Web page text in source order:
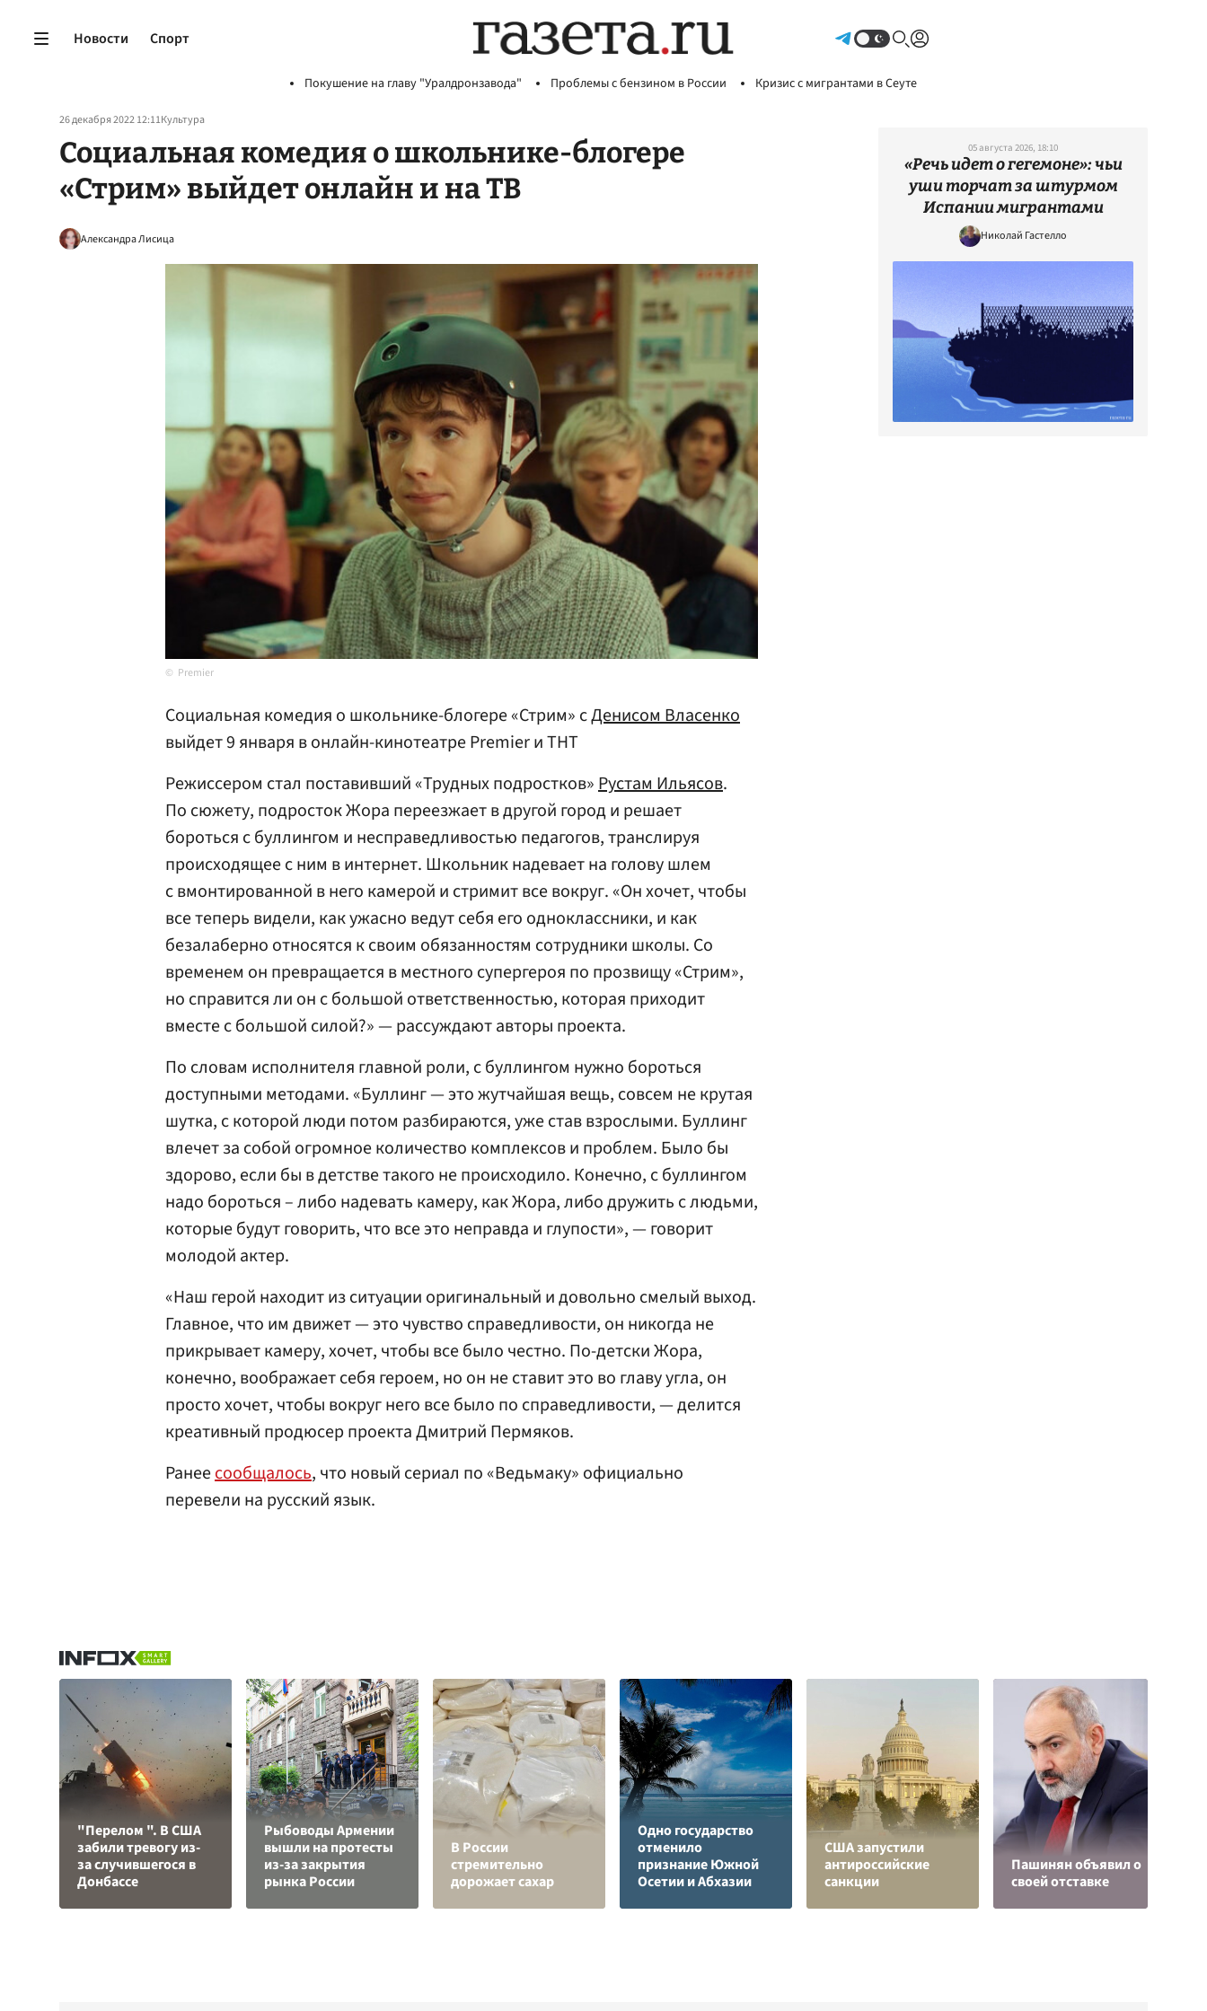
Новости Спорт
Покушение на главу "Уралдронзавода" Проблемы с бензином в России Кризис с мигрантами в Сеуте
26 декабря 2022 12:11Культура
Социальная комедия о школьнике-блогере
«Стрим» выйдет онлайн и на ТВ
Александра Лисица
Premier
Социальная комедия о школьнике-блогере «Стрим» сДенисом Власенко
выйдет 9 января в онлайн-кинотеатре Premier и ТНТ
Режиссером стал поставивший «Трудных подростков»Рустам Ильясов.
По сюжету, подросток Жора переезжает в другой город и решает
бороться с буллингом и несправедливостью педагогов, транслируя
происходящее с ним в интернет. Школьник надевает на голову шлем
с вмонтированной в него камерой и стримит все вокруг. «Он хочет, чтобы
все теперь видели, как ужасно ведут себя его одноклассники, и как
безалаберно относятся к своим обязанностям сотрудники школы. Со
временем он превращается в местного супергероя по прозвищу «Стрим»,
но справится ли он с большой ответственностью, которая приходит
вместе с большой силой?» — рассуждают авторы проекта.
По словам исполнителя главной роли, с буллингом нужно бороться
доступными методами. «Буллинг — это жутчайшая вещь, совсем не крутая
шутка, с которой люди потом разбираются, уже став взрослыми. Буллинг
влечет за собой огромное количество комплексов и проблем. Было бы
здорово, если бы в детстве такого не происходило. Конечно, с буллингом
надо бороться – либо надевать камеру, как Жора, либо дружить с людьми,
которые будут говорить, что все это неправда и глупости», — говорит
молодой актер.
«Наш герой находит из ситуации оригинальный и довольно смелый выход.
Главное, что им движет — это чувство справедливости, он никогда не
прикрывает камеру, хочет, чтобы все было честно. По-детски Жора,
конечно, воображает себя героем, но он не ставит это во главу угла, он
просто хочет, чтобы вокруг него все было по справедливости, — делится
креативный продюсер проекта Дмитрий Пермяков.
Ранеесообщалось, что новый сериал по «Ведьмаку» официально
перевели на русский язык.
05 августа 2026, 18:10
«Речь идет о гегемоне»: чьи
уши торчат за штурмом
Испании мигрантами
Николай Гастелло
"Перелом ". В США
забили тревогу из-
за случившегося в
Донбассе
Рыбоводы Армении
вышли на протесты
из-за закрытия
рынка России
В России
стремительно
дорожает сахар
Одно государство
отменило
признание Южной
Осетии и Абхазии
США запустили
антироссийские
санкции
Пашинян объявил о
своей отставке